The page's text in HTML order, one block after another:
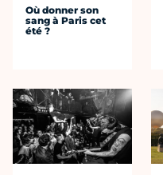
Où donner son
sang à Paris cet
été ?